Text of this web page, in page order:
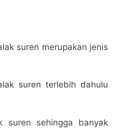
suren merupakan jenis
suren terlebih dahulu
suren sehingga banyak